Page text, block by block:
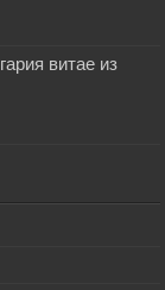
витае из